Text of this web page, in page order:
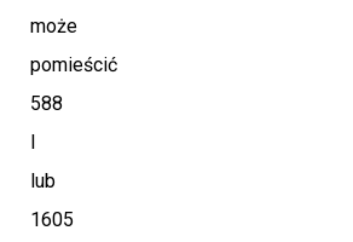
może
pomieścić
588
l
lub
1605